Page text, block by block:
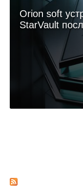
Orion soft
StarVault